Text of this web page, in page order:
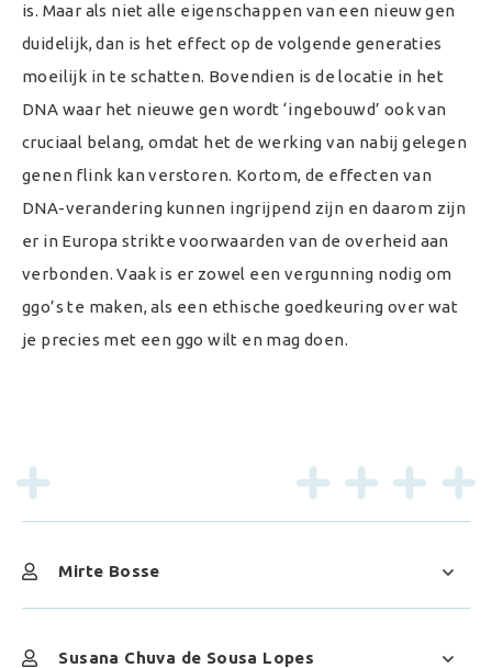
is. Maar als niet alle eigenschappen van een nieuw gen
duidelijk, dan is het effect op de volgende generaties
moeilijk in te schatten. Bovendien is de locatie in het
DNA waar het nieuwe gen wordt ‘ingebouwd’ ook van
cruciaal belang, omdat het de werking van nabij gelegen
genen flink kan verstoren. Kortom, de effecten van
DNA-verandering kunnen ingrijpend zijn en daarom zijn
er in Europa strikte voorwaarden van de overheid aan
verbonden. Vaak is er zowel een vergunning nodig om
ggo’s te maken, als een ethische goedkeuring over wat
je precies met een ggo wilt en mag doen.
Mirte Bosse
Susana Chuva de Sousa Lopes